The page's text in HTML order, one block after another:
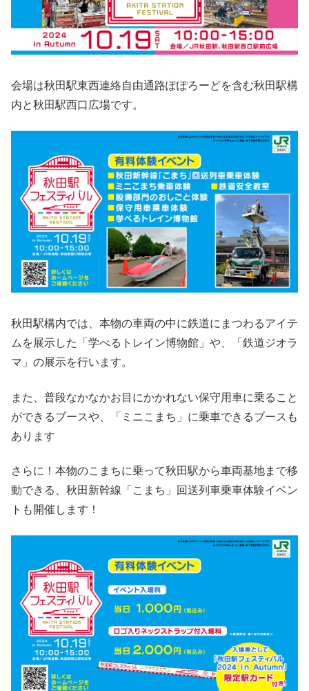
会場は秋田駅東西連絡自由通路ぽぽろーどを含む秋田駅構
内と秋田駅西口広場です。
秋田駅構内では、本物の車両の中に鉄道にまつわるアイテ
ムを展示した「学べるトレイン博物館」や、「鉄道ジオラ
マ」の展示を行います。
また、普段なかなかお目にかかれない保守用車に乗ること
ができるブースや、「ミニこまち」に乗車できるブースも
あります
さらに！本物のこまちに乗って秋田駅から車両基地まで移
動できる、秋田新幹線「こまち」回送列車乗車体験イベン
トも開催します！